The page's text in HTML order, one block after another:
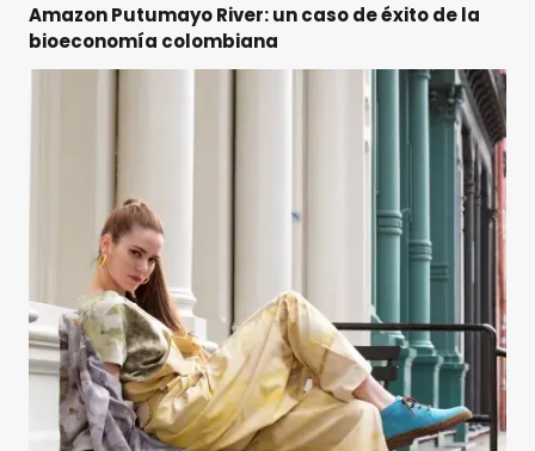
Amazon Putumayo River: un caso de éxito de la
bioeconomía colombiana